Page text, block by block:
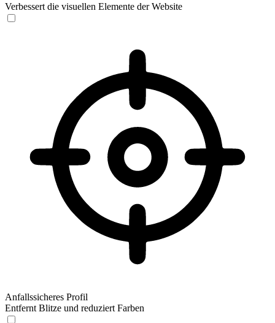
Verbessert die visuellen Elemente der Website
Anfallssicheres Profil
Entfernt Blitze und reduziert Farben